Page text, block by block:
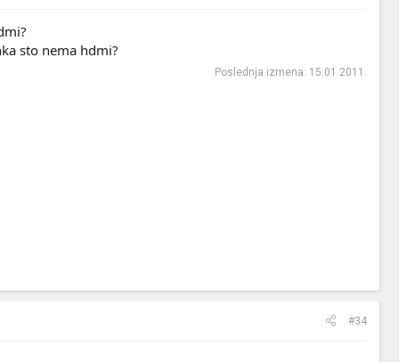
sto nema hdmi?
Poslednja izmena: 15.01.2011.
#34